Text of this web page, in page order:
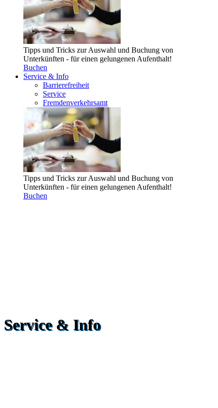
Tipps und Tricks zur Auswahl und Buchung von
Unterkünften - für einen gelungenen Aufenthalt!
Buchen
Service & Info
Barrierefreiheit
Service
Fremdenverkehrsamt
Tipps und Tricks zur Auswahl und Buchung von
Unterkünften - für einen gelungenen Aufenthalt!
Buchen
Service & Info